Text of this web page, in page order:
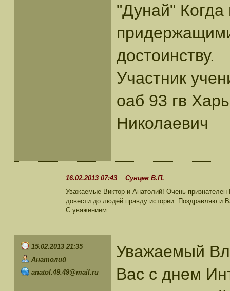
"Дунай"
достоинству.
Участник
оаб 93 гв
Николаевич
16.02.2013 07:43 Сунцев В.П.
Уважаемые Виктор и Анатолий! Очень
довести до людей правду истории. Поздравляю и
С уважением.
15.02.2013 21:35
Анатолий
anatol.49.49@mail.ru
Уважаемый
Вас с днем